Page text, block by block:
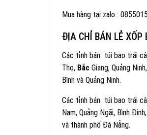
Mua hàng tại zalo :
ĐỊA CHỈ BÁN LẺ XỐP
Các tỉnh bán túi bao trái
Thọ, Bắc Giang, Quảng
Bình và Quảng Ninh.
Các tỉnh bán túi bao trái
Nam, Quảng Ngãi, Bình
và thành phố Đà Nẵng.